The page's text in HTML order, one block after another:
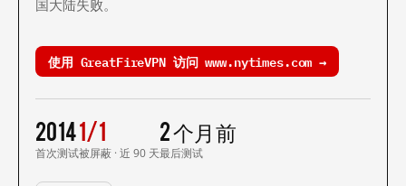
国大陆失败。
使用 GreatFireVPN 访问 www.nytimes.com →
2014
首次测试
1/1
被屏蔽 · 近 90 天
2 个月前
最后测试